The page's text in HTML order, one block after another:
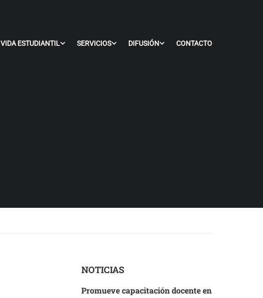
VIDA ESTUDIANTIL SERVICIOS DIFUSIÓN CONTACTO
NOTICIAS
Promueve capacitación docente en